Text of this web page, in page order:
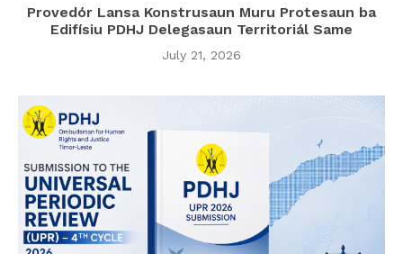
Provedór Lansa Konstrusaun Muru Protesaun ba
Edifísiu PDHJ Delegasaun Territoriál Same
July 21, 2026